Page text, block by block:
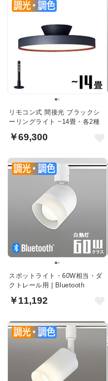
リモコン式 間接光 ブラックシ
ーリングライト ~14畳・各2種
￥69,300
スポットライト・60W相当・ダ
クトレール用 | Bluetooth
￥11,192